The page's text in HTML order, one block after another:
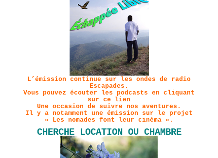
L’émission continue sur les ondes de radio
Escapades.
Vous pouvez écouter les podcasts en cliquant
sur ce lien
Une occasion de suivre nos aventures.
Il y a notamment une émission sur le projet
« Les nomades font leur cinéma ».
CHERCHE LOCATION OU CHAMBRE